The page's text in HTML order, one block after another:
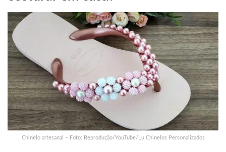
Chinelo artesanal – Foto: Reprodução/YouTube/Lu Chinelos Personalizados